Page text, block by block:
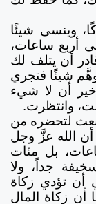
وينسى شيئًا
أربع ساعات،
أن يتلف لك
شيئًا فتجري
أن لا شيء
وانتظرت.
لتحضره من
أن الله عزَّ وجل
بل مئات
جداً، ولا
أن تؤدي زكاة
أن زكاة المال